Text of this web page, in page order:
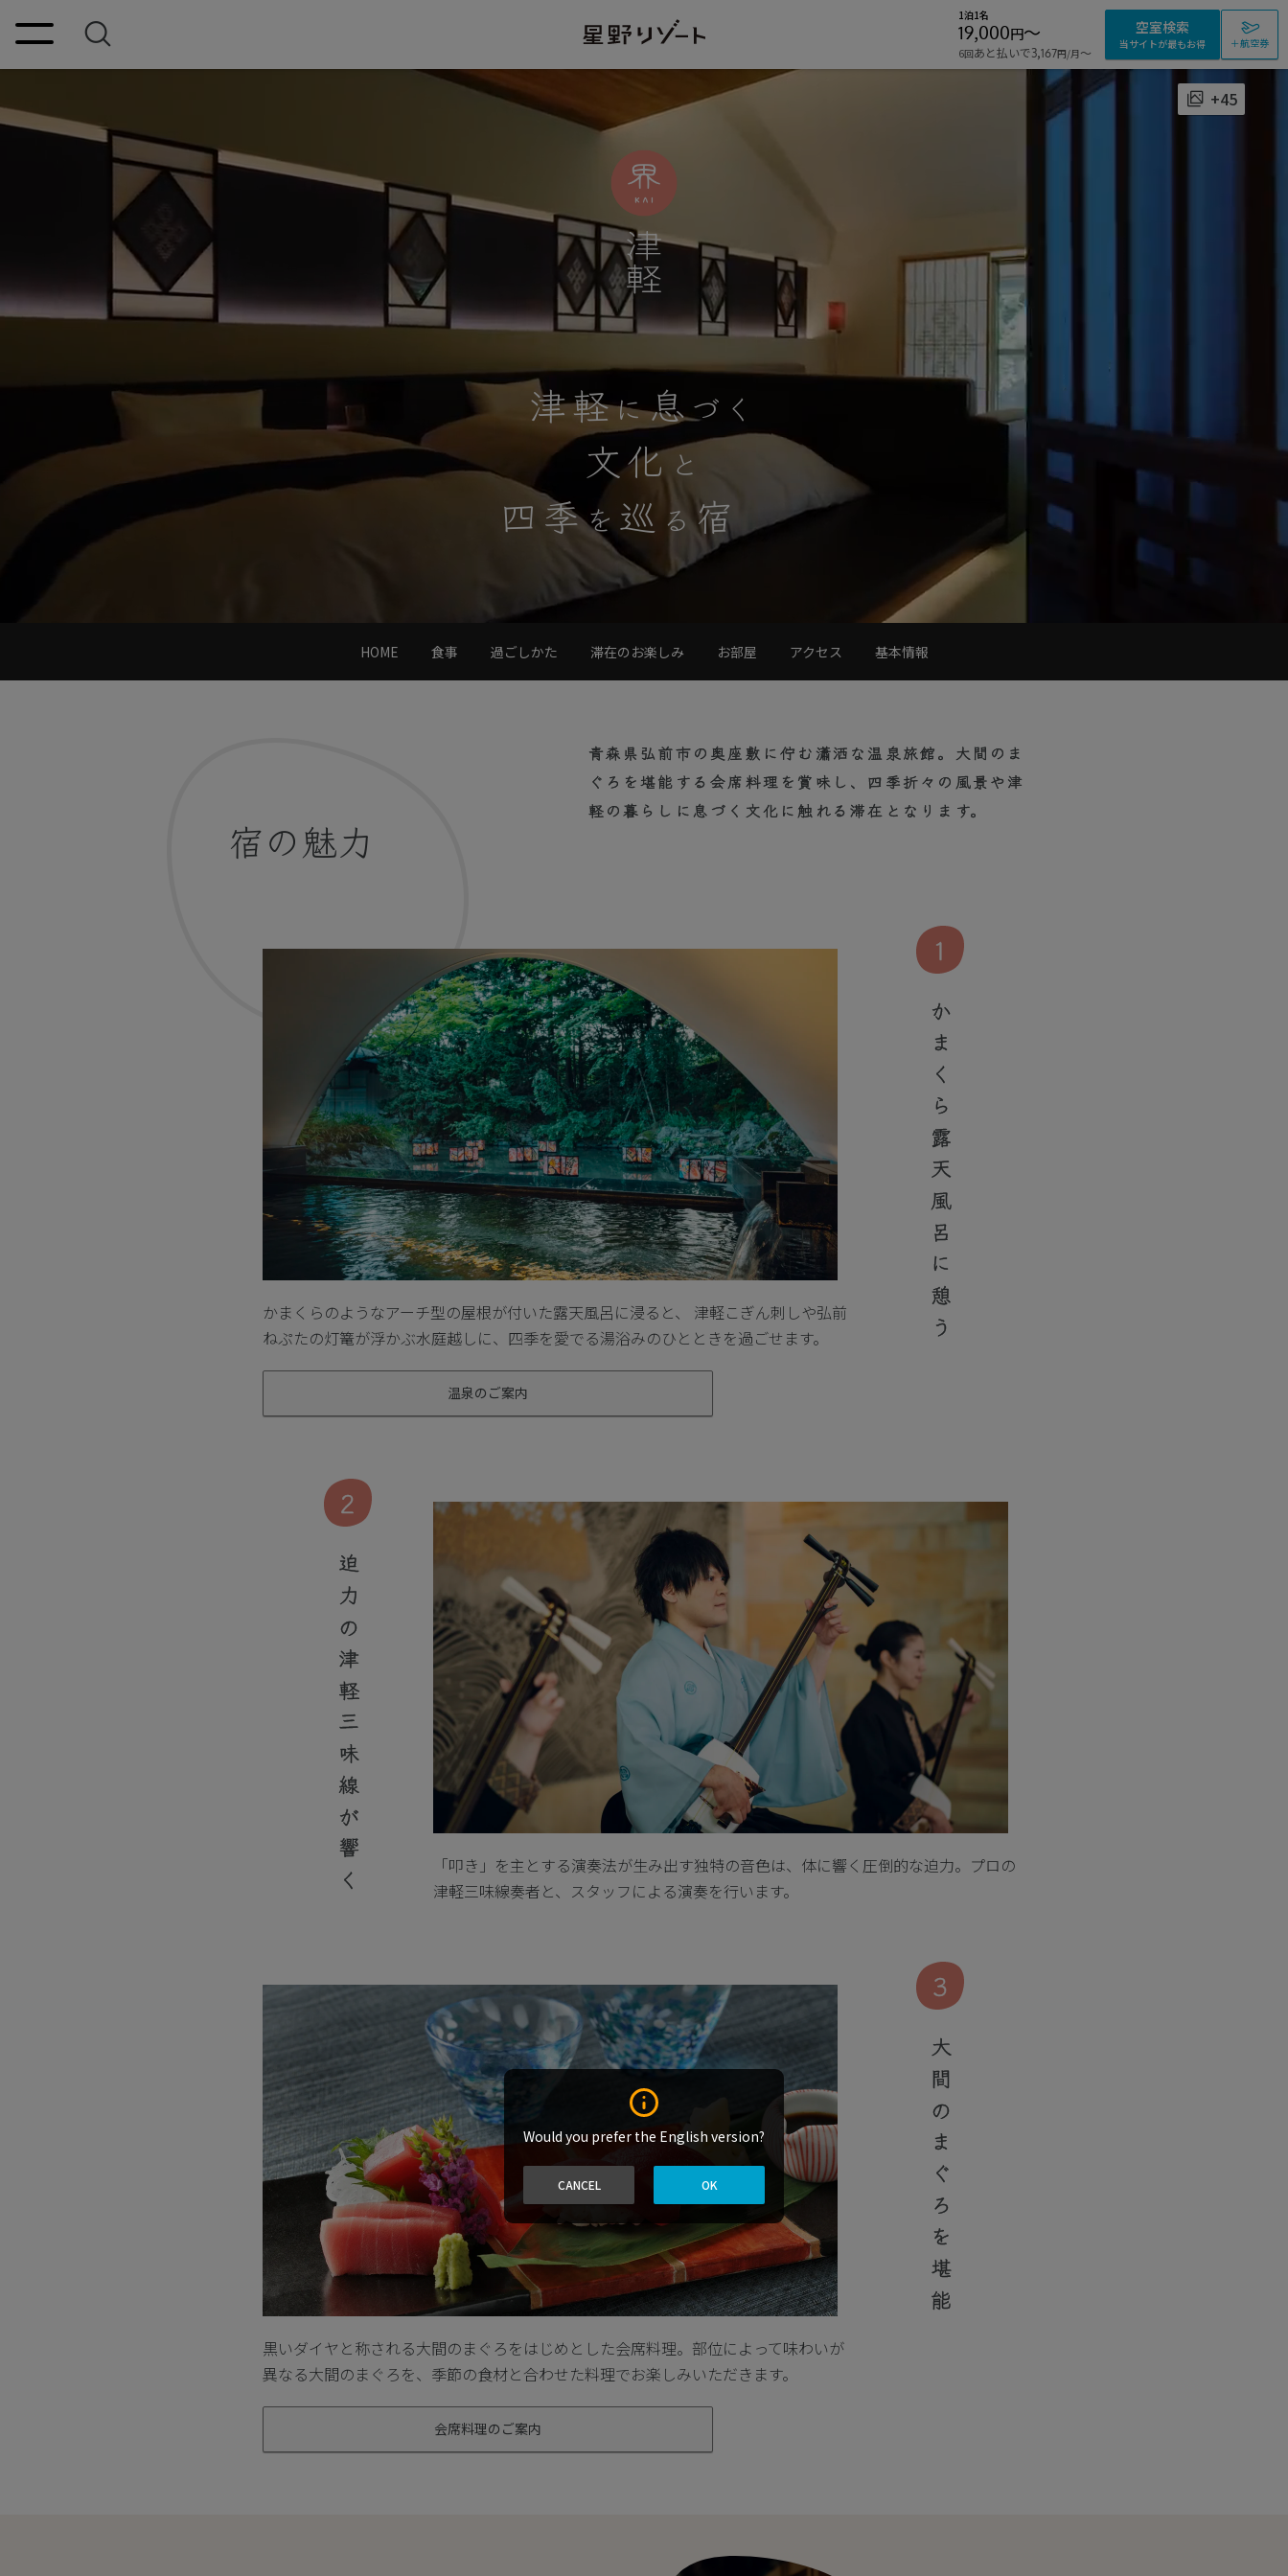
Would you prefer the English version?
CANCEL OK
1泊1名
19,000円〜
6回あと払いで3,167円/月〜
空室検索
当サイトが最もお得 ＋航空券
津軽に息づく
文化と
四季を 巡 る宿
+45
HOME 食事 過ごしかた 滞在のお楽しみ お部屋 アクセス 基本情報
青森県弘前市の奥座敷に佇む瀟洒な温泉旅館。大間のま
ぐろを堪能する会席料理を賞味し、四季折々の風景や津
軽の暮らしに息づく文化に触れる滞在となります。
宿の魅力
1
かまくら露天風呂に憩う
かまくらのようなアーチ型の屋根が付いた露天風呂に浸ると、 津軽こぎん刺しや弘前
ねぷたの灯篭が浮かぶ水庭越しに、四季を愛でる湯浴みのひとときを過ごせます。
温泉のご案内
2
迫力の津軽三味線が響く
「叩き」を主とする演奏法が生み出す独特の音色は、体に響く圧倒的な迫力。プロの
津軽三味線奏者と、スタッフによる演奏を行います。
3
大間のまぐろを堪能
黒いダイヤと称される大間のまぐろをはじめとした会席料理。部位によって味わいが
異なる大間のまぐろを、季節の食材と合わせた料理でお楽しみいただきます。
会席料理のご案内